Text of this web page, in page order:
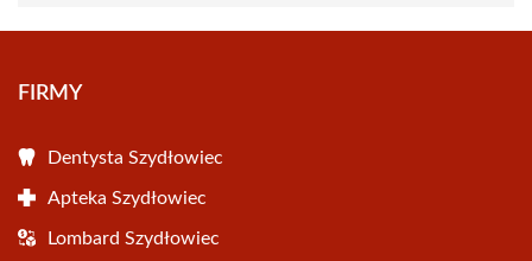
FIRMY
Dentysta Szydłowiec
Apteka Szydłowiec
Lombard Szydłowiec